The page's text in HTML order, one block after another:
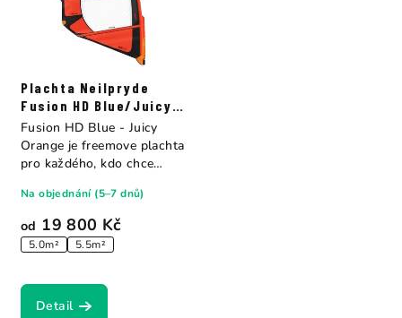
Plachta Neilpryde
Fusion HD Blue/Juicy
Orange
od 19 800 Kč
5.0m² 5.5m²
Na objednání (5–7 dnů)
Detail
Fusion HD Blue - Juicy
Orange je freemove plachta
pro každého, kdo chce